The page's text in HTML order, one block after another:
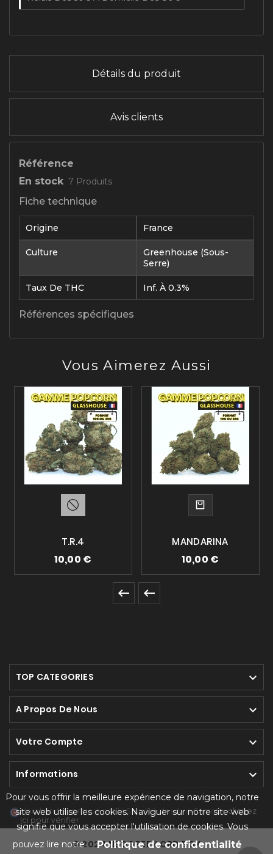
Pour vous offrir la meilleure expérience de navigation, notre
site web utilise les cookies. Naviguer sur notre site web
signifie que vous accepter l'utilisation de cookies. Vous
pouvez lire notre
Politique de confidentialité
Détails du produit
Avis clients
Référence
En stock 7 Produits
Fiche technique
Origine France
Culture
Greenhouse (sous-
Serre)
Taux De THC Inf. À 0.3%
Références spécifiques
Vous Aimerez Aussi
T.R.4
10,00 €
MANDARINA
10,00 €
 
TOP CATEGORIES 
A Propos De Nous 
Votre Compte 
Informations 
Marchand approuvé par la Société des Avis Garantis,cliquez
ici pour vérifier
© 2024 NEOGREEN CBD BOX